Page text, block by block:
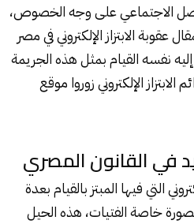
الاجتماعي على وجه الخصوص،
عقوبة الابتزاز الإلكتروني في مصر
نفسه القيام بمثل هذه الجريمة
الإلكتروني زوروا موقع
في القانون المصري
التي فيها المبتز بالقيام بعدة
خاصة الفتيات، هذه الحيل